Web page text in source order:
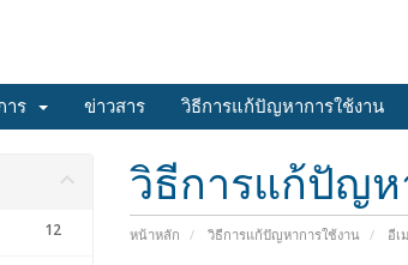
าร ข่าวสาร วิธีการแก้ปัญหาการใช้งาน
วิธีการแก้ปัญห
หน้าหลัก วิธีการแก้ปัญหาการใช้งาน อีเ
12